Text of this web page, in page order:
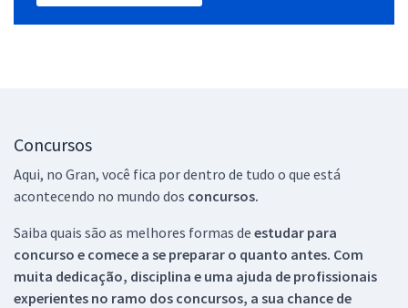
Concursos
Aqui, no Gran, você fica por dentro de tudo o que está
acontecendo no mundo dos concursos.
Saiba quais são as melhores formas de estudar para
concurso e comece a se preparar o quanto antes. Com
muita dedicação, disciplina e uma ajuda de profissionais
experientes no ramo dos concursos, a sua chance de